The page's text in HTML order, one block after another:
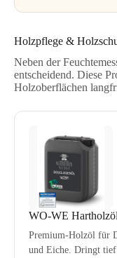
Holzpflege &
Neben der
entscheidend. Diese
Holzoberflächen
WO-WE
Premium-Holzöl für
und Eiche. Dringt